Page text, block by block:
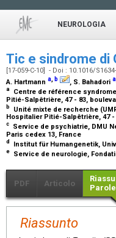
NEUROLOGIA
Tic e sindrome di
[17-059-C-10] - Doi : 10.1016/
A. Hartmann a, b , S. Bahadori a
a
Centre de référence
Pitié-Salpêtrière, 47 - 83,
b
Unité mixte de recherche
Hospitalier Pitié-Salpêtrière, 47
c
Service de psychiatrie, DMU
Paris cedex 13, France
d Institut für Humangenetik,
e Service de neurologie,
PDF Articolo
Riassunto